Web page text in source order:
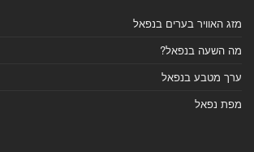
מזג האוויר בערים בנפאל
מה השעה בנפאל?
ערך מטבע בנפאל
מפת נפאל